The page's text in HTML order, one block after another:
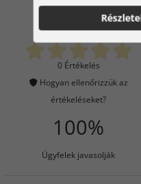
0
0 Értékelés
Hogyan ellenőrizzük az
értékeléseket?
100%
Ügyfelek javasolják